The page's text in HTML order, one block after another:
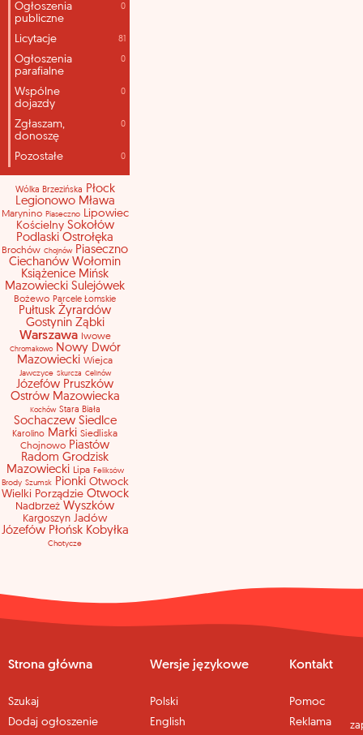
Ogłoszenia
publiczne
0
Licytacje 81
Ogłoszenia
parafialne
0
Wspólne
dojazdy
0
Zgłaszam,
donoszę
0
Pozostałe 0
Wólka Brzezińska Płock
Legionowo Mława
Marynino Piaseczno Lipowiec
Kościelny Sokołów
Podlaski Ostrołęka
Brochów Chojnów Piaseczno
Ciechanów Wołomin
Książenice Mińsk
Mazowiecki Sulejówek
Bożewo Parcele Łomskie
Pułtusk Żyrardów
Gostynin Ząbki
Warszawa Iwowe
Chromakowo
Nowy Dwór
Mazowiecki Wiejca
Jawczyce Skurcza Celinów
Józefów Pruszków
Ostrów Mazowiecka
Kochów Stara Biała
Sochaczew Siedlce
Karolino Marki Siedliska
Chojnowo Piastów
Radom Grodzisk
Mazowiecki Lipa Feliksów
Brody Szumsk Pionki Otwock
Wielki Porządzie Otwock
Nadbrzeż Wyszków
Kargoszyn Jadów
Józefów Płońsk Kobyłka
Chotycze
Strona główna
Szukaj
Dodaj ogłoszenie
Wersje językowe
Polski
English
Kontakt
Pomoc
Reklama